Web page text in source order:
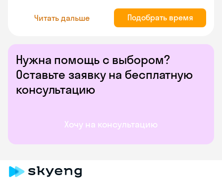
Нужна помощь с выбором?
Оставьте заявку на бесплатную
консультацию
Хочу на консультацию
Читать дальше Подобрать время